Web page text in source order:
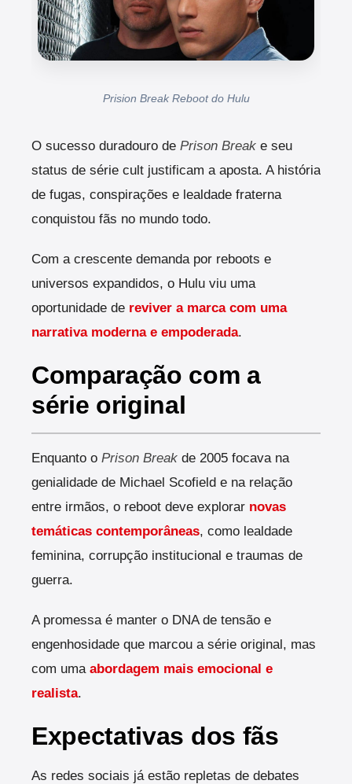
Prision Break Reboot do Hulu
O sucesso duradouro de Prison Break e seu
status de série cult justificam a aposta. A história
de fugas, conspirações e lealdade fraterna
conquistou fãs no mundo todo.
Com a crescente demanda por reboots e
universos expandidos, o Hulu viu uma
oportunidade de reviver a marca com uma
narrativa moderna e empoderada.
Comparação com a
série original
Enquanto o Prison Break de 2005 focava na
genialidade de Michael Scofield e na relação
entre irmãos, o reboot deve explorar novas
temáticas contemporâneas, como lealdade
feminina, corrupção institucional e traumas de
guerra.
A promessa é manter o DNA de tensão e
engenhosidade que marcou a série original, mas
com uma abordagem mais emocional e
realista.
Expectativas dos fãs
As redes sociais já estão repletas de debates